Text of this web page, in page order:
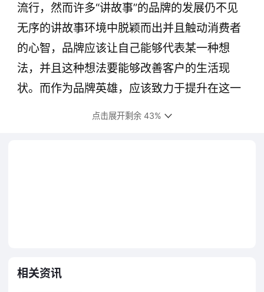
流行，然而许多“讲故事”的品牌的发展仍不见
无序的讲故事环境中脱颖而出并且触动消费者
的心智，品牌应该让自己能够代表某一种想
法，并且这种想法要能够改善客户的生活现
状。而作为品牌英雄，应该致力于提升在这一
方面的影响力。这也是英雄故事比较让我们触
同时，还应该和讲品牌故事的营销团队密
点击展开剩余 43%
相关资讯